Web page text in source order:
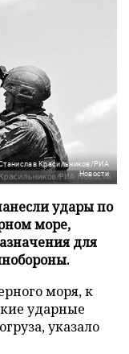
Красильников/РИА
Новости
удары по
море,
для
моря, к
ударные
указало